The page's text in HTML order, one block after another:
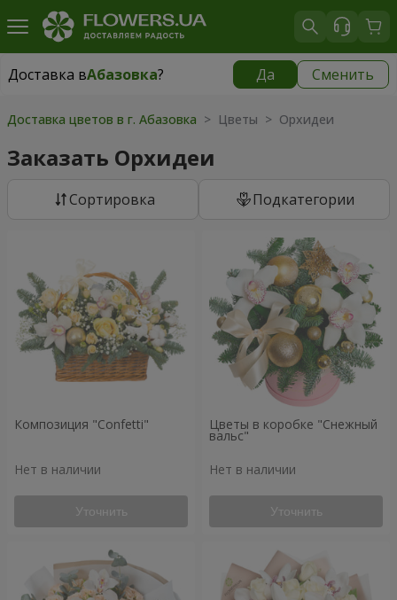
Доставка вАбазовка? Да Сменить
Доставка вАбазовка|
Доставка цветов в г. Абазовка > Цветы > Орхидеи
Заказать Орхидеи
Cортировка Подкатегории
Композиция "Confetti"
Нет в наличии
Уточнить
Цветы в коробке "Снежный
вальс"
Нет в наличии
Уточнить